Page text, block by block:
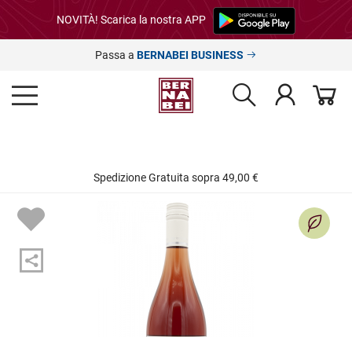
NOVITÀ! Scarica la nostra APP
Passa a BERNABEI BUSINESS
Spedizione Gratuita sopra 49,00 €